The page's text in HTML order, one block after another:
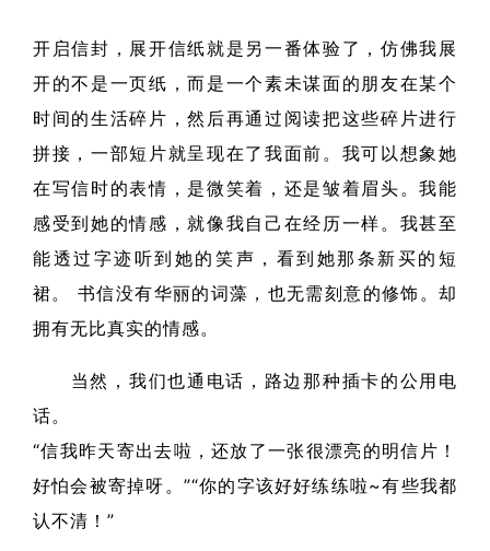
开启信封，展开信纸就是另一番体验了，仿佛我展
开的不是一页纸，而是一个素未谋面的朋友在某个
时间的生活碎片，然后再通过阅读把这些碎片进行
拼接，一部短片就呈现在了我面前。我可以想象她
在写信时的表情，是微笑着，还是皱着眉头。我能
感受到她的情感，就像我自己在经历一样。我甚至
能透过字迹听到她的笑声，看到她那条新买的短
裙。 书信没有华丽的词藻，也无需刻意的修饰。却
拥有无比真实的情感。
当然，我们也通电话，路边那种插卡的公用电
话。
“信我昨天寄出去啦，还放了一张很漂亮的明信片！
好怕会被寄掉呀。”“你的字该好好练练啦~有些我都
认不清！”